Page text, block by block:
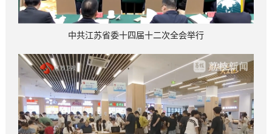
中共江苏省委十四届十二次全会举行